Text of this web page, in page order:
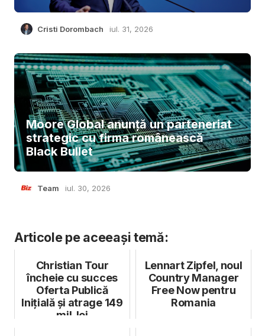
Cristi Dorombach iul. 31, 2026
Moore Global anunță un parteneriat
strategic cu firma românească
Black Bullet
Team iul. 30, 2026
Articole pe aceeași temă:
Christian Tour
încheie cu succes
Oferta Publică
Inițială și atrage 149
mil. lei
Lennart Zipfel, noul
Country Manager
Free Now pentru
Romania